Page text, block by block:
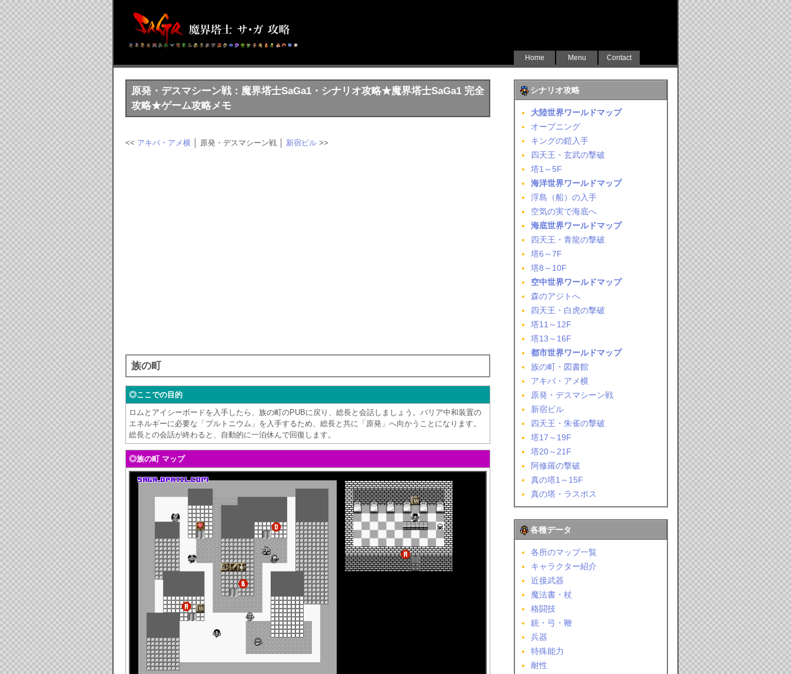
Home Menu Contact
原発・デスマシーン戦：魔界塔士SaGa1・シナリオ攻略★魔界塔士SaGa1 完全
攻略★ゲーム攻略メモ
<< アキバ・アメ横 │ 原発・デスマシーン戦 │ 新宿ビル >>
族の町
◎ここでの目的
ロムとアイシーボードを入手したら、族の町のPUBに戻り、総長と会話しましょう。バリア中和装置の
エネルギーに必要な「プルトニウム」を入手するため、総長と共に「原発」へ向かうことになります。
総長との会話が終わると、自動的に一泊休んで回復します。
◎族の町 マップ
シナリオ攻略
大陸世界ワールドマップ
オープニング
キングの鎧入手
四天王・玄武の撃破
塔1～5F
海洋世界ワールドマップ
浮島（船）の入手
空気の実で海底へ
海底世界ワールドマップ
四天王・青龍の撃破
塔6～7F
塔8～10F
空中世界ワールドマップ
森のアジトへ
四天王・白虎の撃破
塔11～12F
塔13～16F
都市世界ワールドマップ
族の町・図書館
アキバ・アメ横
原発・デスマシーン戦
新宿ビル
四天王・朱雀の撃破
塔17～19F
塔20～21F
阿修羅の撃破
真の塔1～15F
真の塔・ラスボス
各種データ
各所のマップ一覧
キャラクター紹介
近接武器
魔法書・杖
格闘技
銃・弓・鞭
兵器
特殊能力
耐性